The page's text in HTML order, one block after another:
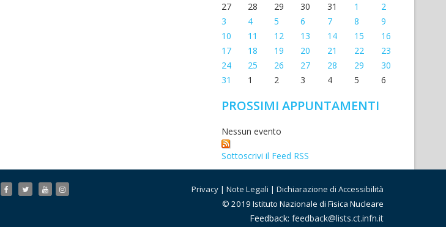
27
28 29 30 31 1
2
3
4 5 6 7 8
9
10
11 12 13 14 15
16
17
18 19 20 21 22
23
24
25 26 27 28 29
30
31
1 2 3 4 5 6
PROSSIMI APPUNTAMENTI
Nessun evento
Sottoscrivi il Feed RSS
Privacy | Note Legali | Dichiarazione di Accessibilità
© 2019 Istituto Nazionale di Fisica Nucleare
Feedback: feedback@lists.ct.infn.it